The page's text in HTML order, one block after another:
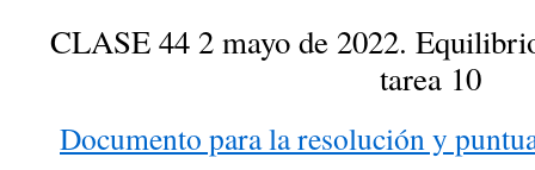
CLASE 44 2 mayo de 2022.
tarea 10
Documento para la resolución y